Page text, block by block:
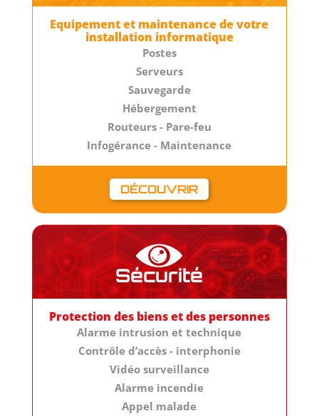
Equipement et maintenance de votre
installation informatique
Postes
Serveurs
Sauvegarde
Hébergement
Routeurs - Pare-feu
Infogérance - Maintenance
DÉCOUVRIR
Sécurité
Protection des biens et des personnes
Alarme intrusion et technique
Contrôle d’accès - interphonie
Vidéo surveillance
Alarme incendie
Appel malade